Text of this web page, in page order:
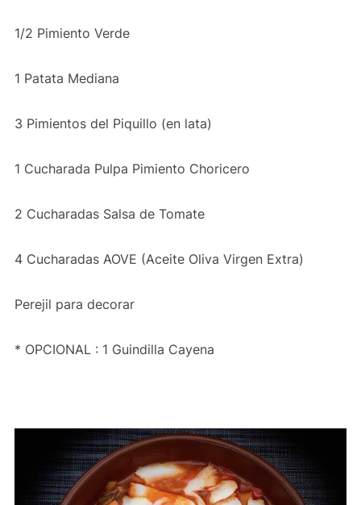
1/2 Pimiento Verde
1 Patata Mediana
3 Pimientos del Piquillo (en lata)
1 Cucharada Pulpa Pimiento Choricero
2 Cucharadas Salsa de Tomate
4 Cucharadas AOVE (Aceite Oliva Virgen Extra)
Perejil para decorar
* OPCIONAL : 1 Guindilla Cayena